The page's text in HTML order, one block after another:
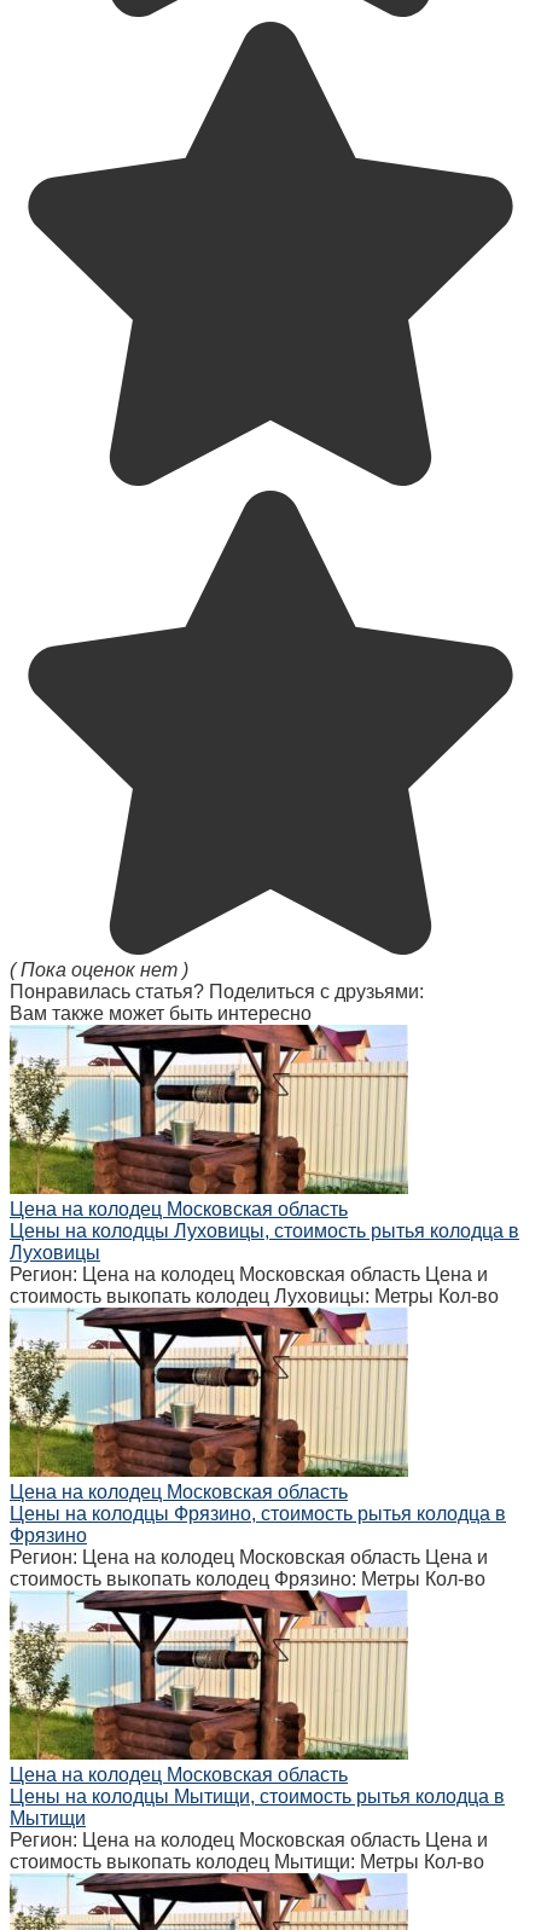
( Пока оценок нет )
Понравилась статья? Поделиться с друзьями:
Вам также может быть интересно
Цена на колодец Московская область
Цены на колодцы Луховицы, стоимость рытья колодца в
Луховицы
Регион: Цена на колодец Московская область Цена и
стоимость выкопать колодец Луховицы: Метры Кол-во
Цена на колодец Московская область
Цены на колодцы Фрязино, стоимость рытья колодца в
Фрязино
Регион: Цена на колодец Московская область Цена и
стоимость выкопать колодец Фрязино: Метры Кол-во
Цена на колодец Московская область
Цены на колодцы Мытищи, стоимость рытья колодца в
Мытищи
Регион: Цена на колодец Московская область Цена и
стоимость выкопать колодец Мытищи: Метры Кол-во